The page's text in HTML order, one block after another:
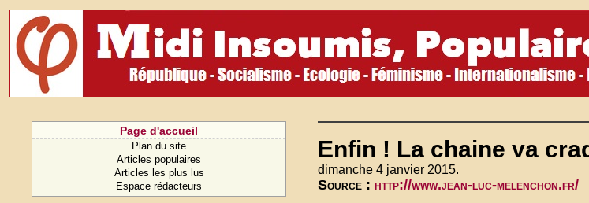
Page d'accueil
Plan du site
Articles populaires
Articles les plus lus
Espace rédacteurs
Enfin ! La chaine va
dimanche 4 janvier 2015.
Source :http://www.jean-luc-melenchon.fr/